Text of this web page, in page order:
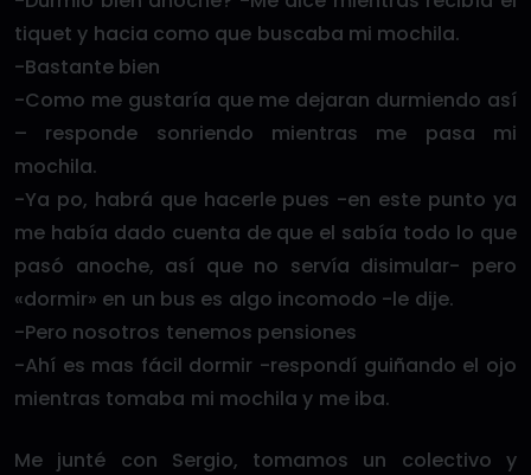
tiquet y hacia como que buscaba mi mochila.
-Bastante bien
-Como me gustaría que me dejaran durmiendo así
– responde sonriendo mientras me pasa mi
mochila.
-Ya po, habrá que hacerle pues -en este punto ya
me había dado cuenta de que el sabía todo lo que
pasó anoche, así que no servía disimular- pero
«dormir» en un bus es algo incomodo -le dije.
-Pero nosotros tenemos pensiones
-Ahí es mas fácil dormir -respondí guiñando el ojo
mientras tomaba mi mochila y me iba.
Me junté con Sergio, tomamos un colectivo y